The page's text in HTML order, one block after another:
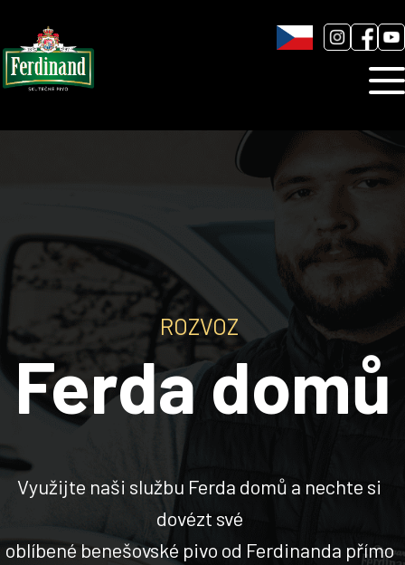
Blog
ROZVOZ
Ferda domů
Využijte naši službu Ferda domů a nechte si
dovézt své
oblíbené benešovské pivo od Ferdinanda přímo